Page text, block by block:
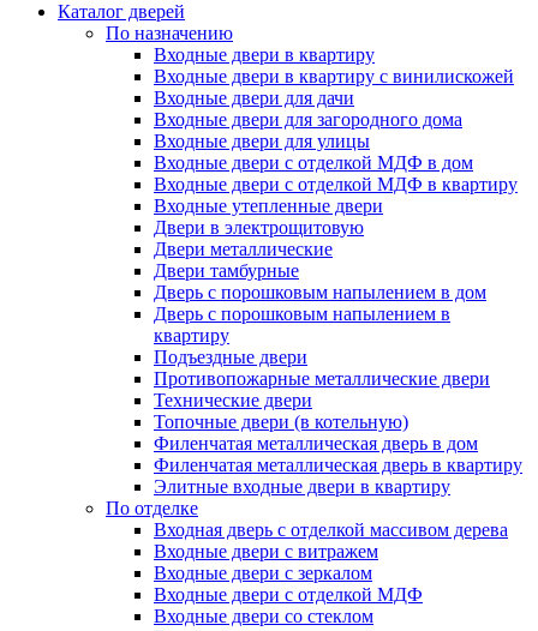
Каталог дверей
По назначению
Входные двери в квартиру
Входные двери в квартиру с винилискожей
Входные двери для дачи
Входные двери для загородного дома
Входные двери для улицы
Входные двери с отделкой МДФ в дом
Входные двери с отделкой МДФ в квартиру
Входные утепленные двери
Двери в электрощитовую
Двери металлические
Двери тамбурные
Дверь с порошковым напылением в дом
Дверь с порошковым напылением в
квартиру
Подъездные двери
Противопожарные металлические двери
Технические двери
Топочные двери (в котельную)
Филенчатая металлическая дверь в дом
Филенчатая металлическая дверь в квартиру
Элитные входные двери в квартиру
По отделке
Входная дверь с отделкой массивом дерева
Входные двери с витражем
Входные двери с зеркалом
Входные двери с отделкой МДФ
Входные двери со стеклом